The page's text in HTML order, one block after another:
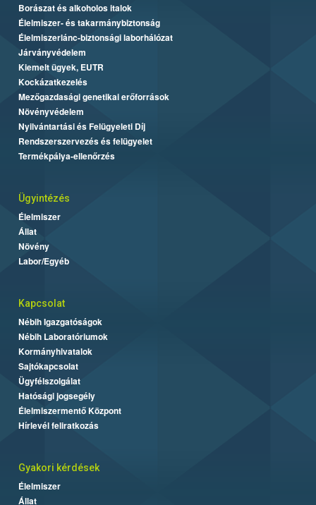
Borászat és alkoholos italok
Élelmiszer- és takarmánybiztonság
Élelmiszerlánc-biztonsági laborhálózat
Járványvédelem
Kiemelt ügyek, EUTR
Kockázatkezelés
Mezőgazdasági genetikai erőforrások
Növényvédelem
Nyilvántartási és Felügyeleti Díj
Rendszerszervezés és felügyelet
Termékpálya-ellenőrzés
Ügyintézés
Élelmiszer
Állat
Növény
Labor/Egyéb
Kapcsolat
Nébih Igazgatóságok
Nébih Laboratóriumok
Kormányhivatalok
Sajtókapcsolat
Ügyfélszolgálat
Hatósági jogsegély
Élelmiszermentő Központ
Hírlevél feliratkozás
Gyakori kérdések
Élelmiszer
Állat